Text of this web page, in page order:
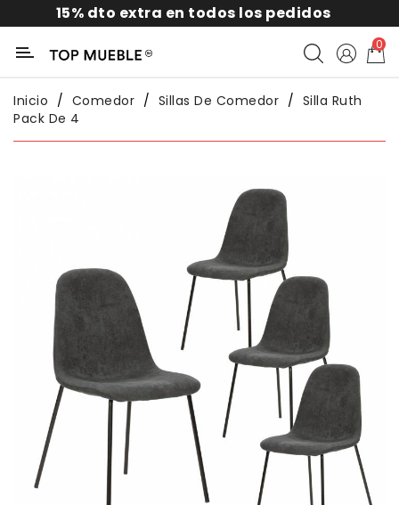
15% dto extra en todos los pedidos
Categoría
Comedor
Dormitorio
Oficina
Lámparas
Baño
0
Inicio Comedor Sillas De Comedor
Silla Ruth
Pack De 4